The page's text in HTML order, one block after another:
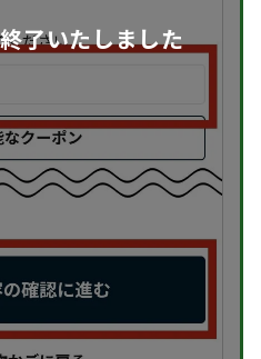
了いたしました